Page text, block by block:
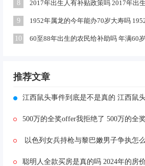
8
9
10
推荐文章
江西鼠头事件到底是不是真的 江西鼠头事件到底是不是真的
500万的全奖offer我拒绝了 500万的全奖offer我拒绝了为
以色列女兵持枪与黎巴嫩男子争执怎么回事 以色列女兵持枪与黎巴嫩男子争执什
聪明人全款买房是真的吗 2024年的房价会怎